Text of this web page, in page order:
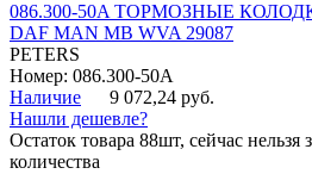
086.300-50A ТОРМОЗНЫЕ
DAF MAN MB WVA 29087
PETERS
Номер: 086.300-50A
Наличие
9 072,24 руб.
Нашли дешевле?
Остаток товара 88шт, сейчас нельзя
количества